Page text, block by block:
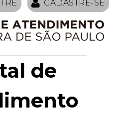
CADASTRE-SE
de